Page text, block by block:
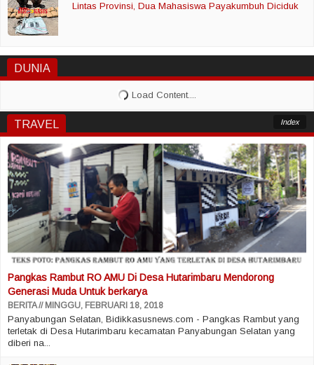
Lintas Provinsi, Dua Mahasiswa Payakumbuh Diciduk
DUNIA
TRAVEL Index
Pangkas Rambut RO AMU Di Desa Hutarimbaru Mendorong
Generasi Muda Untuk berkarya
BERITA MINGGU, FEBRUARI 18, 2018
Panyabungan Selatan, Bidikkasusnews.com - Pangkas Rambut yang
terletak di Desa Hutarimbaru kecamatan Panyabungan Selatan yang
diberi na...